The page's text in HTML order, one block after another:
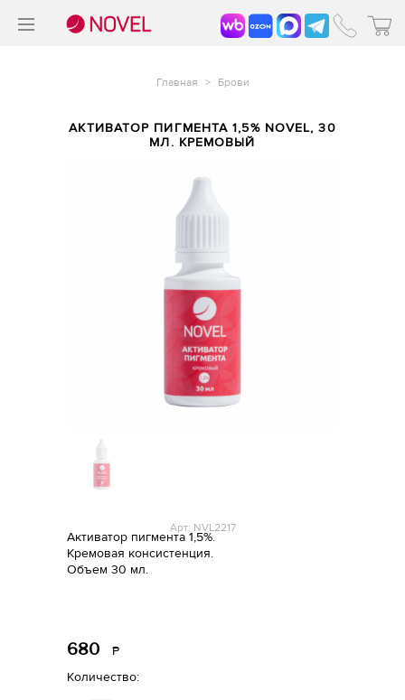
Главная > Брови
АКТИВАТОР ПИГМЕНТА 1,5% NOVEL, 30
МЛ. КРЕМОВЫЙ
Арт: NVL2217
Активатор пигмента 1,5%.
Кремовая консистенция.
Объем 30 мл.
680 Р
Количество: